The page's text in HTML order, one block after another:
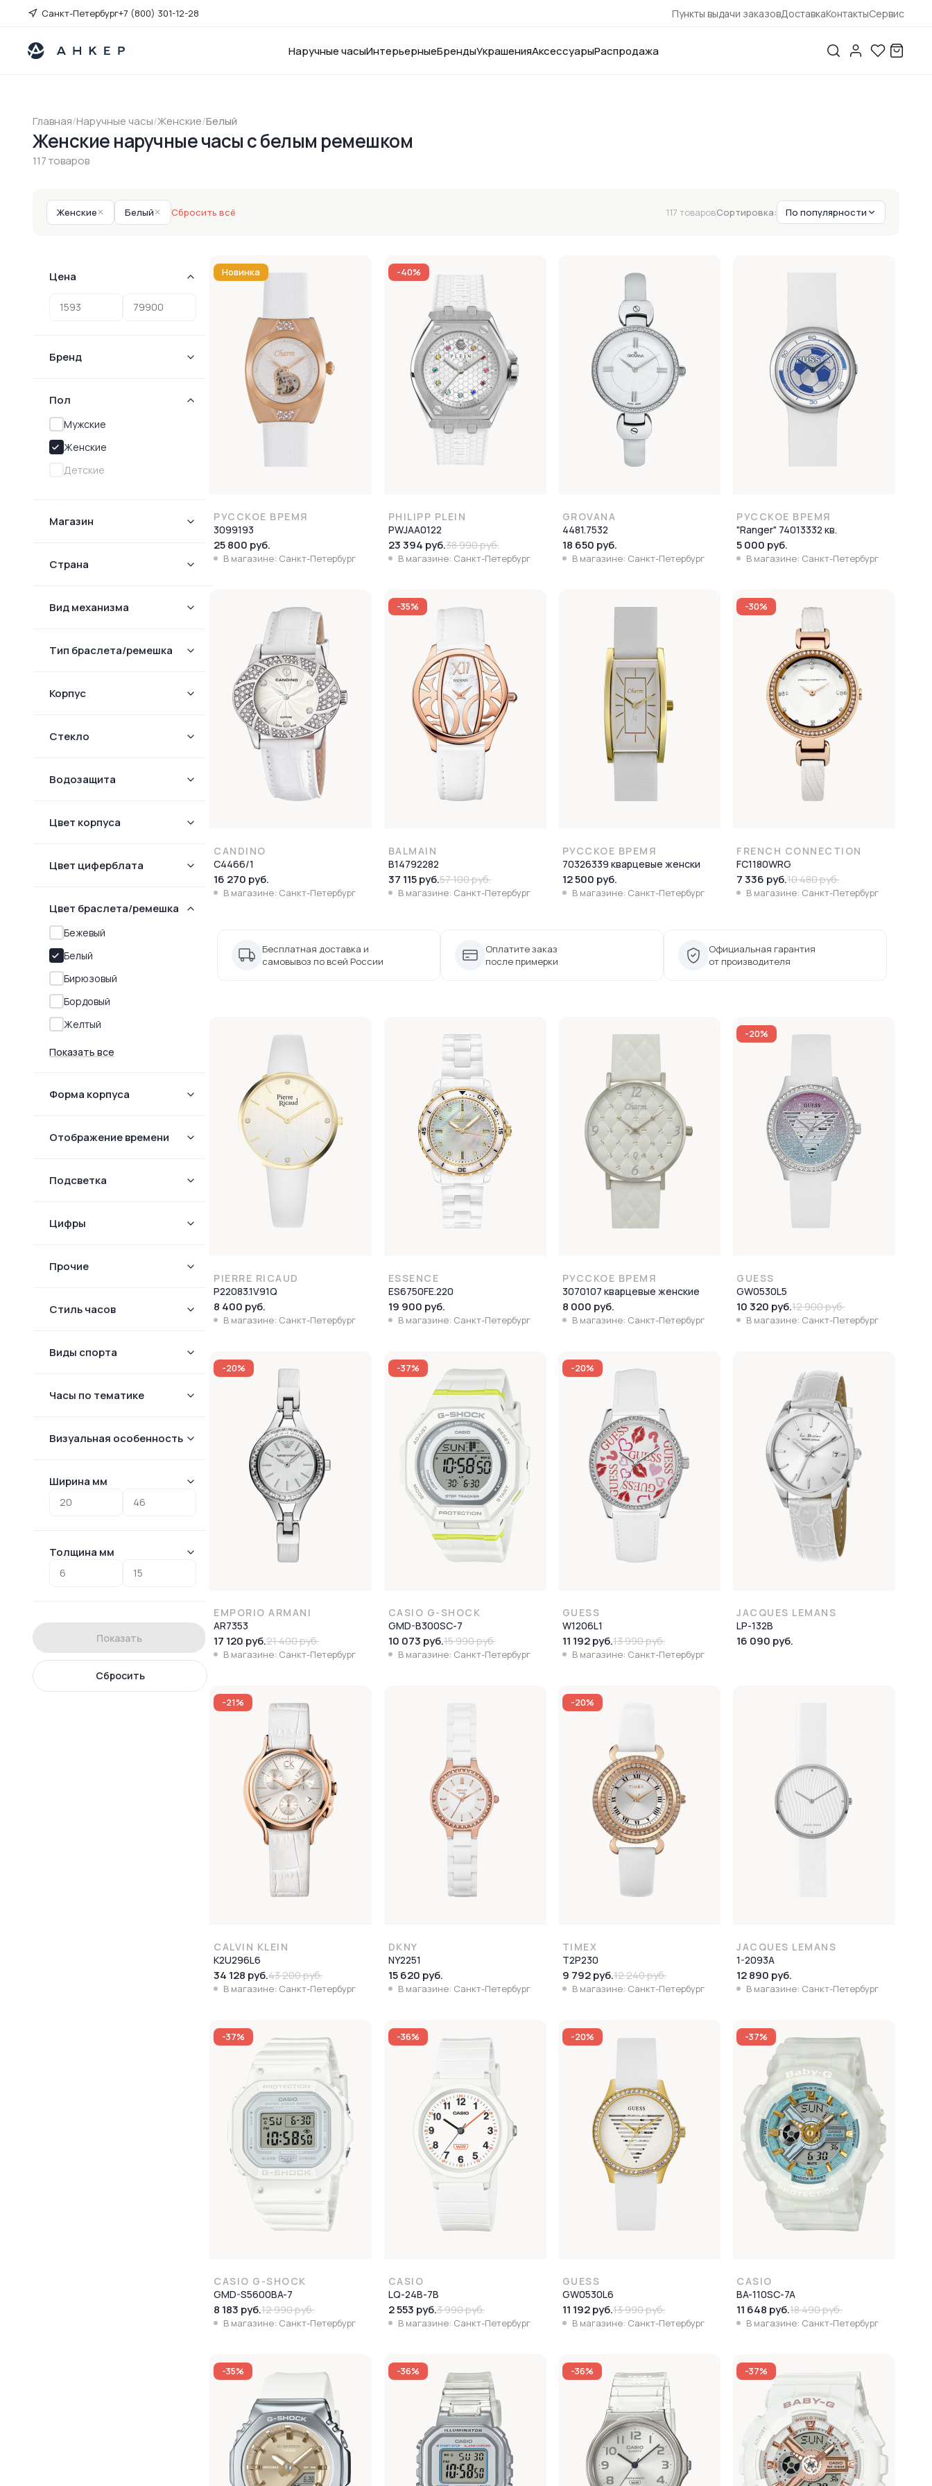
Санкт-Петербург+7 (800) 301-12-28 Пункты выдачи заказовДоставкаКонтактыСервис
Наручные часыИнтерьерныеБрендыУкрашенияАксессуарыРаспродажа
Главная/Наручные часы/Женские/Белый
Женские наручные часы с белым ремешком
117 товаров
Женские✕ Белый✕ Сбросить всё 117 товаровСортировка: По популярности
Цена
Бренд
Пол
Мужские
Женские
Детские
Магазин
Страна
Вид механизма
Тип браслета/ремешка
Корпус
Стекло
Водозащита
Цвет корпуса
Цвет циферблата
Цвет браслета/ремешка
Бежевый
Белый
Бирюзовый
Бордовый
Желтый
Показать все
Форма корпуcа
Отображение времени
Подсветка
Цифры
Прочие
Стиль часов
Виды спорта
Часы по тематике
Визуальная особенность
Ширина мм
Толщина мм
Показать
Сбросить
Новинка
РУССКОЕ ВРЕМЯ
3099193
25 800 руб.
В магазине: Санкт-Петербург
-40%
PHILIPP PLEIN
PWJAA0122
23 394 руб.38 990 руб.
В магазине: Санкт-Петербург
GROVANA
4481.7532
18 650 руб.
В магазине: Санкт-Петербург
РУССКОЕ ВРЕМЯ
"Ranger" 74013332 кв.
5 000 руб.
В магазине: Санкт-Петербург
CANDINO
C4466/1
16 270 руб.
В магазине: Санкт-Петербург
-35%
BALMAIN
B14792282
37 115 руб.57 100 руб.
В магазине: Санкт-Петербург
РУССКОЕ ВРЕМЯ
70326339 кварцевые женски
12 500 руб.
В магазине: Санкт-Петербург
-30%
FRENCH CONNECTION
FC1180WRG
7 336 руб.10 480 руб.
В магазине: Санкт-Петербург
Бесплатная доставка и
самовывоз по всей России
Оплатите заказ
после примерки
Официальная гарантия
от производителя
PIERRE RICAUD
P22083.1V91Q
8 400 руб.
В магазине: Санкт-Петербург
ESSENCE
ES6750FE.220
19 900 руб.
В магазине: Санкт-Петербург
РУССКОЕ ВРЕМЯ
3070107 кварцевые женские
8 000 руб.
В магазине: Санкт-Петербург
-20%
GUESS
GW0530L5
10 320 руб.12 900 руб.
В магазине: Санкт-Петербург
-20%
EMPORIO ARMANI
AR7353
17 120 руб.21 400 руб.
В магазине: Санкт-Петербург
-37%
CASIO G-SHOCK
GMD-B300SC-7
10 073 руб.15 990 руб.
В магазине: Санкт-Петербург
-20%
GUESS
W1206L1
11 192 руб.13 990 руб.
В магазине: Санкт-Петербург
JACQUES LEMANS
LP-132B
16 090 руб.
-21%
CALVIN KLEIN
K2U296L6
34 128 руб.43 200 руб.
В магазине: Санкт-Петербург
DKNY
NY2251
15 620 руб.
В магазине: Санкт-Петербург
-20%
TIMEX
T2P230
9 792 руб.12 240 руб.
В магазине: Санкт-Петербург
JACQUES LEMANS
1-2093A
12 890 руб.
В магазине: Санкт-Петербург
-37%
CASIO G-SHOCK
GMD-S5600BA-7
8 183 руб.12 990 руб.
В магазине: Санкт-Петербург
-36%
CASIO
LQ-24B-7B
2 553 руб.3 990 руб.
В магазине: Санкт-Петербург
-20%
GUESS
GW0530L6
11 192 руб.13 990 руб.
В магазине: Санкт-Петербург
-37%
CASIO
BA-110SC-7A
11 648 руб.18 490 руб.
В магазине: Санкт-Петербург
-35% -36% -36% -37%